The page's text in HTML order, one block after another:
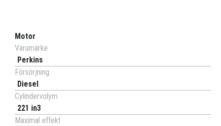
Motor
Varumärke
Perkins
Försörjning
Diesel
Cylindervolym
221 in3
Maximal effekt